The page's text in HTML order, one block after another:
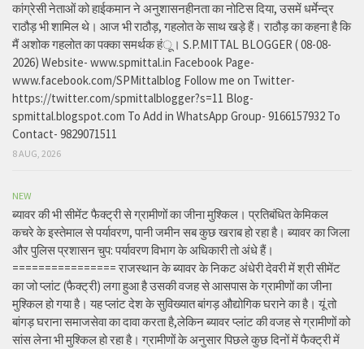
कांग्रेसी नेताओं को हाईकमान ने अनुशासनहीनता का नोटिस दिया, उसमें धर्मेन्द्र
राठौड़ भी शामिल थे। आज भी राठौड़, गहलोत के साथ खड़े हैं। राठौड़ का कहना है कि
मैं अशोक गहलोत का पक्का समर्थक हंू। S.P.MITTAL BLOGGER ( 08-08-
2026) Website- www.spmittal.in Facebook Page-
www.facebook.com/SPMittalblog Follow me on Twitter-
https://twitter.com/spmittalblogger?s=11 Blog-
spmittal.blogspot.com To Add in WhatsApp Group- 9166157932 To
Contact- 9829071511
8 AUG, 2026
NEW
ब्यावर की भी सीमेंट फैक्ट्री से ग्रामीणों का जीना मुश्किल। प्रतिबंधित केमिकल
कचरे के इस्तेमाल से पर्यावरण, पानी जमीन सब कुछ खराब हो रहा है। ब्यावर का जिला
और पुलिस प्रशासन चुप: पर्यावरण विभाग के अधिकारी तो अंधे हैं।
================ राजस्थान के ब्यावर के निकट अंधेरी देवरी में श्री सीमेंट
का जो प्लांट (फैक्ट्री) लगा हुआ है उसकी वजह से आसपास के ग्रामीणों का जीना
मुश्किल हो गया है। यह प्लांट देश के सुविख्यात बांगड़ औद्योगिक घराने का है। यूं तो
बांगड़ घराना समाजसेवा का दावा करता है,लेकिन ब्यावर प्लांट की वजह से ग्रामीणों को
सांस लेना भी मुश्किल हो रहा है। ग्रामीणों के अनुसार पिछले कुछ दिनों में फैक्ट्री में